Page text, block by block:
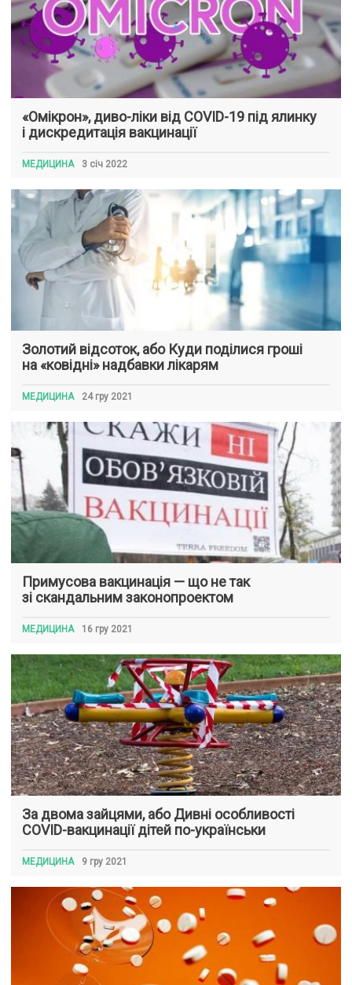
«Омікрон», диво-ліки від COVID-19 під ялинку
і дискредитація вакцинації
МЕДИЦИНА 3 січ 2022
Золотий відсоток, або Куди поділися гроші
на «ковідні» надбавки лікарям
МЕДИЦИНА 24 гру 2021
Примусова вакцинація — що не так
зі скандальним законопроектом
МЕДИЦИНА 16 гру 2021
За двома зайцями, або Дивні особливості
COVID-вакцинації дітей по-українськи
МЕДИЦИНА 9 гру 2021